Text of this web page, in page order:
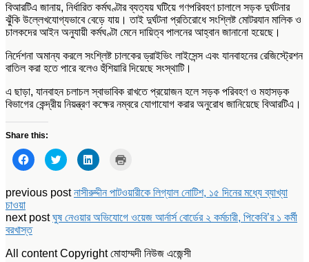
বিআরটিএ জানায়, নির্ধারিত কর্মঘণ্টার ব্যত্যয় ঘটিয়ে গণপরিবহণ চালালে সড়ক দুর্ঘটনার
ঝুঁকি উল্লেখযোগ্যভাবে বেড়ে যায়। তাই দুর্ঘটনা প্রতিরোধে সংশ্লিষ্ট মোটরযান মালিক ও
চালকদের আইন অনুযায়ী কর্মঘণ্টা মেনে দায়িত্ব পালনের আহ্বান জানানো হয়েছে।
নির্দেশনা অমান্য করলে সংশ্লিষ্ট চালকের ড্রাইভিং লাইসেন্স এবং যানবাহনের রেজিস্ট্রেশন
বাতিল করা হতে পারে বলেও হুঁশিয়ারি দিয়েছে সংস্থাটি।
এ ছাড়া, যানবাহন চলাচল স্বাভাবিক রাখতে প্রয়োজন হলে সড়ক পরিবহণ ও মহাসড়ক
বিভাগের কেন্দ্রীয় নিয়ন্ত্রণ কক্ষের নম্বরে যোগাযোগ করার অনুরোধ জানিয়েছে বিআরটিএ।
Share this:
Click
to
share
Facebook
(Opens
new
window)
Click
to
share
Twitter
(Opens
new
window)
Click
to
LinkedIn
(Opens
new
window)
in
new
previous postনাসীরুদ্দীন পাটওয়ারীকে লিগ্যাল নোটিশ, ১৫ দিনের মধ্যে ব্যাখ্যা
চাওয়া
next postঘুষ নেওয়ার অভিযোগে ওয়েজ আর্নার্স বোর্ডের ২ কর্মচারী, পিকেবি’র ১ কর্মী
বরখাস্ত
All content Copyright মোহাম্মদী নিউজ এজেন্সী